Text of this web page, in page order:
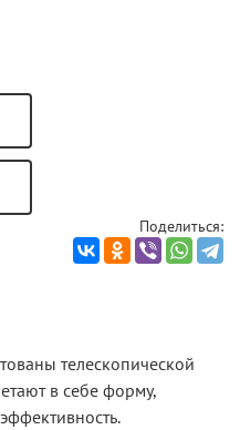
Поделиться:
телескопической
в себе форму,